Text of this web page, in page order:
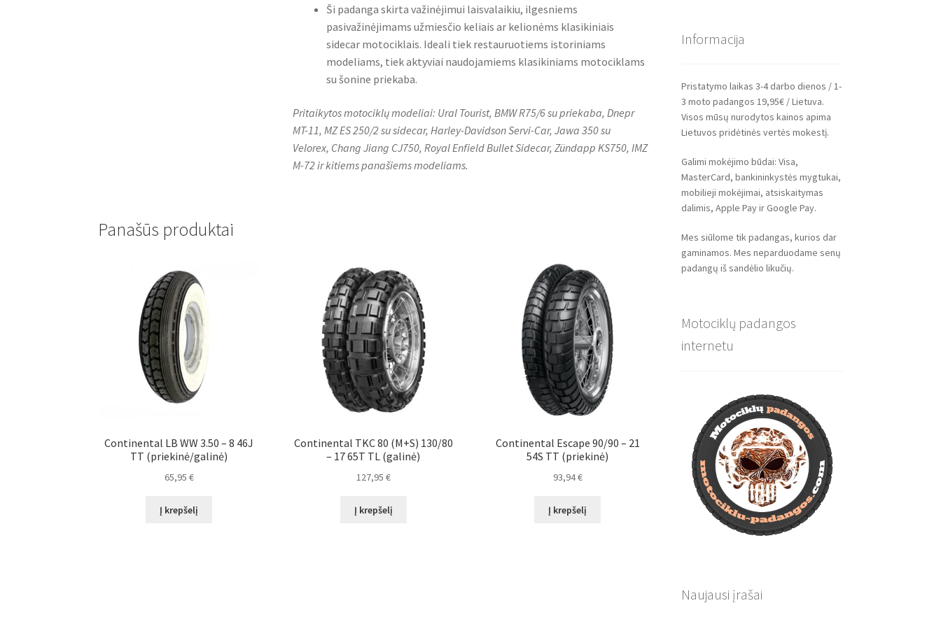
Ši padanga skirta važinėjimui laisvalaikiu, ilgesniems
pasivažinėjimams užmiesčio keliais ar kelionėms klasikiniais
sidecar motociklais. Ideali tiek restauruotiems istoriniams
modeliams, tiek aktyviai naudojamiems klasikiniams motociklams
su šonine priekaba.
Pritaikytos motociklų modeliai: Ural Tourist, BMW R75/6 su priekaba, Dnepr
MT-11, MZ ES 250/2 su sidecar, Harley-Davidson Servi-Car, Jawa 350 su
Velorex, Chang Jiang CJ750, Royal Enfield Bullet Sidecar, Zündapp KS750, IMZ
M-72 ir kitiems panašiems modeliams.
Panašūs produktai
Continental LB WW 3.50 – 8 46J
TT (priekinė/galinė)
65,95 €
Į krepšelį
Continental TKC 80 (M+S) 130/80
– 17 65T TL (galinė)
127,95 €
Į krepšelį
Continental Escape 90/90 – 21
54S TT (priekinė)
93,94€
Į krepšelį
Informacija
Pristatymo laikas 3-4 darbo dienos / 1-
3 moto padangos 19,95€ / Lietuva.
Visos mūsų nurodytos kainos apima
Lietuvos pridėtinės vertės mokestį.
Galimi mokėjimo būdai: Visa,
MasterCard, bankininkystės mygtukai,
mobilieji mokėjimai, atsiskaitymas
dalimis, Apple Pay ir Google Pay.
Mes siūlome tik padangas, kurios dar
gaminamos. Mes neparduodame senų
padangų iš sandėlio likučių.
Motociklų padangos
internetu
Naujausi įrašai